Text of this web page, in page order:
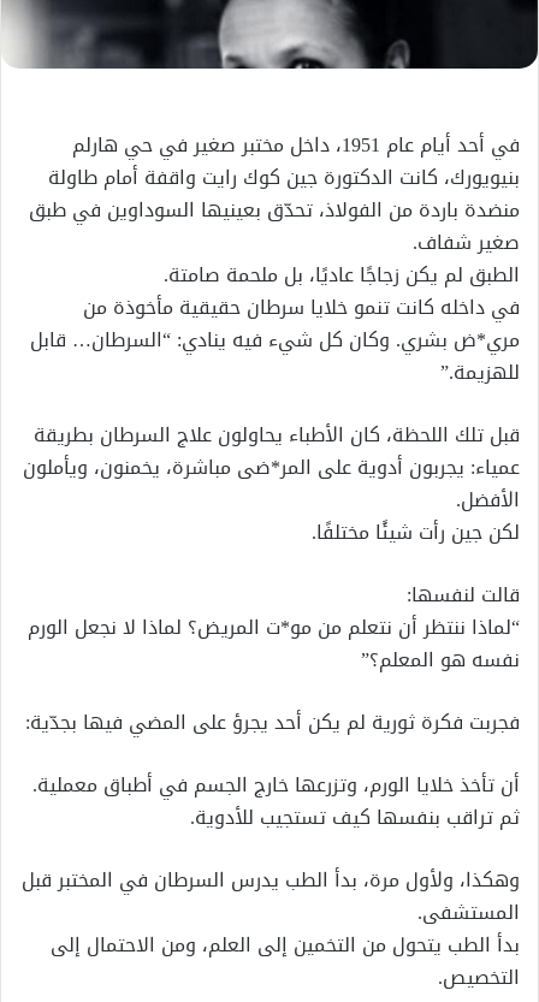
في أحد أيام عام 1951، داخل مختبر صغير في حي هارلم
بنيويورك، كانت الدكتورة جين كوك رايت واقفة أمام طاولة
منضدة باردة من الفولاذ، تحدّق بعينيها السوداوين في طبق
صغير شفاف.
الطبق لم يكن زجاجًا عاديًا، بل ملحمة صامتة.
في داخله كانت تنمو خلايا سرطان حقيقية مأخوذة من
مري*ض بشري. وكان كل شيء فيه ينادي: “السرطان… قابل
للهزيمة.”
قبل تلك اللحظة، كان الأطباء يحاولون علاج السرطان بطريقة
عمياء: يجربون أدوية على المر*ضى مباشرة، يخمنون، ويأملون
الأفضل.
لكن جين رأت شيئًا مختلفًا.
قالت لنفسها:
“لماذا ننتظر أن نتعلم من مو*ت المريض؟ لماذا لا نجعل الورم
نفسه هو المعلم؟”
فجربت فكرة ثورية لم يكن أحد يجرؤ على المضي فيها بجدّية:
أن تأخذ خلايا الورم، وتزرعها خارج الجسم في أطباق معملية.
ثم تراقب بنفسها كيف تستجيب للأدوية.
وهكذا، ولأول مرة، بدأ الطب يدرس السرطان في المختبر قبل
المستشفى.
بدأ الطب يتحول من التخمين إلى العلم، ومن الاحتمال إلى
التخصيص.